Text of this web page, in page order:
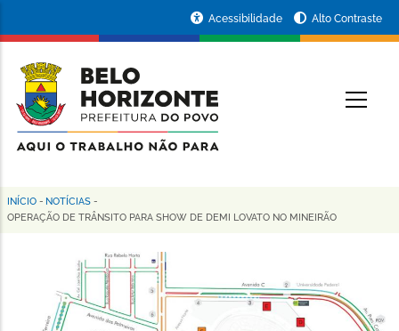
conteúdo
principal
da
Prefeitura
de
Horizonte
Acessibilidade Alto Contraste
Trilha
navegação
INÍCIO - NOTÍCIAS -
OPERAÇÃO DE TRÂNSITO PARA SHOW DE DEMI LOVATO NO MINEIRÃO